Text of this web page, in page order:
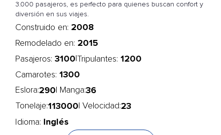
3.000 pasajeros, es perfecto para quienes buscan confort y
diversión en sus viajes.
Construido en: 2008
Remodelado en: 2015
Pasajeros: 3100 Tripulantes: 1200
Camarotes: 1300
Eslora:290 | Manga:36
Tonelaje:113000 | Velocidad:23
Idioma: Inglés